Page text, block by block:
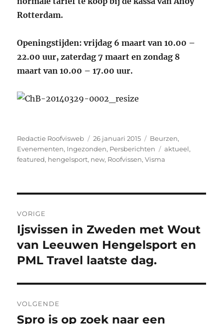
Rotterdam.
Openingstijden: vrijdag 6 maart van 10.00 –
22.00 uur, zaterdag 7 maart en zondag 8
maart van 10.00 – 17.00 uur.
Auteur
Redactie Roofvisweb
Geplaatst
op
26 januari 2015 Categorieën
Beurzen,
Evenementen, Ingezonden, Persberichten Tags
aktueel,
featured, hengelsport, new, Roofvissen,Visma
navigatie
VORIGE
Vorig
bericht:
Ijsvissen in Zweden met Wout
van Leeuwen Hengelsport en
PML Travel laatste dag.
VOLGENDE
Volgend
Spro is op zoek naar een